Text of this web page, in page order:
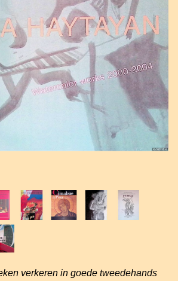
verkeren in goede tweedehands